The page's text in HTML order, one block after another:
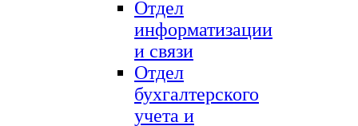
Отдел
информатизации
и связи
Отдел
бухгалтерского
учета и